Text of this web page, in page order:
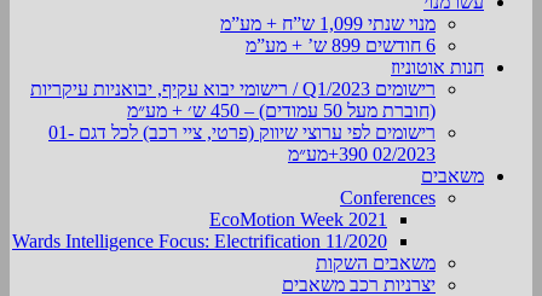
מנוי שנתי 1,099 ש”ח + מע”מ
6 חודשים 899 ש’ + מע”מ
חנות אוטוניוז
רישומים Q1/2023 / רישומי יבוא עקיף, יבואניות עיקריות
(חוברת מעל 50 עמודים) – 450 ש׳ + מע״מ
רישומים לפי ערוצי שיווק (פרטי, ציי רכב) לכל דגם 01-
02/2023 390+מע״מ
משאבים
Conferences
EcoMotion Week 2021
Wards Intelligence Focus: Electrification 11/2020
משאבים השקות
יצרניות רכב משאבים